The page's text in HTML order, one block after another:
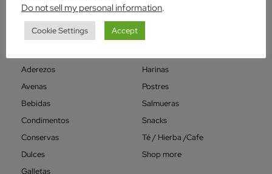
Categorías
Aderezos
Avenas
Bebidas
Condimentos
Conservas
Dulces
Galletas
Harinas
Postres
Salmueras
Snacks
Té / Hierba /Cafe
Shop more
Do not sell my personal information.
Cookie Settings Accept